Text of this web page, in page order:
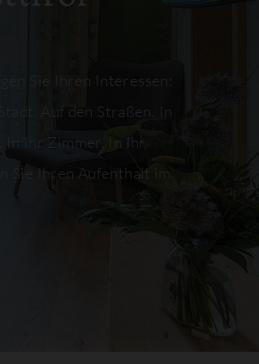
Sie Ihren Interessen:
Auf den Straßen. In
In Ihr Zimmer. In Ihr
Sie Ihren Aufenthalt im